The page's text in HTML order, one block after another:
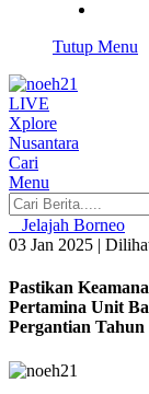
Tutup Menu
LIVE
Xplore
Nusantara
Cari
Menu
Jelajah Borneo
03 Jan 2025 |
Pastikan
Pertamina Unit
Pergantian Tahun